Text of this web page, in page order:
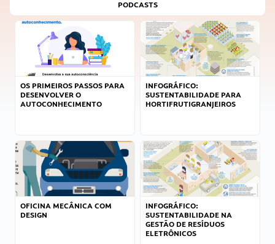
PODCASTS
OS PRIMEIROS PASSOS PARA
DESENVOLVER O
AUTOCONHECIMENTO
INFOGRÁFICO:
SUSTENTABILIDADE PARA
HORTIFRUTIGRANJEIROS
OFICINA MECÂNICA COM
DESIGN
INFOGRÁFICO:
SUSTENTABILIDADE NA
GESTÃO DE RESÍDUOS
ELETRÔNICOS